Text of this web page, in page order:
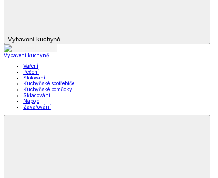
Vybavení kuchyně
Vybavení kuchyně
Vaření
Pečení
Stolování
Kuchyňské spotřebiče
Kuchyňské pomůcky
Skladování
Nápoje
Zavařování